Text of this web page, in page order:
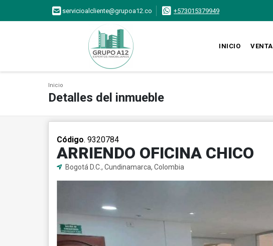
servicioalcliente@grupoa12.co +573015379949
INICIO VENTA
Inicio
Detalles del inmueble
Código. 9320784
ARRIENDO OFICINA CHICO
Bogotá D.C., Cundinamarca, Colombia